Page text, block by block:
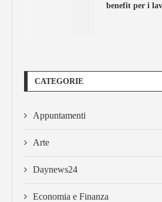
benefit per i
CATEGORIE
Appuntamenti
Arte
Daynews24
Economia e Finanza